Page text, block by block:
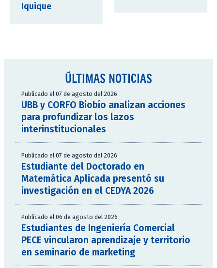
Iquique
ÚLTIMAS NOTICIAS
Publicado el 07 de agosto del 2026
UBB y CORFO Biobío analizan acciones
para profundizar los lazos
interinstitucionales
Publicado el 07 de agosto del 2026
Estudiante del Doctorado en
Matemática Aplicada presentó su
investigación en el CEDYA 2026
Publicado el 06 de agosto del 2026
Estudiantes de Ingeniería Comercial
PECE vincularon aprendizaje y territorio
en seminario de marketing